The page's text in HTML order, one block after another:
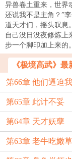
异兽卷土重来，世界
还说我不是主角？”
道天才们，摇头叹息
自己没日没夜修炼上
步一个脚印加上来的
《极境高武》最
第66章 他们逼迫
第65章 此计不妥
第64章 天才妖孽
第63章 老牛吃嫩